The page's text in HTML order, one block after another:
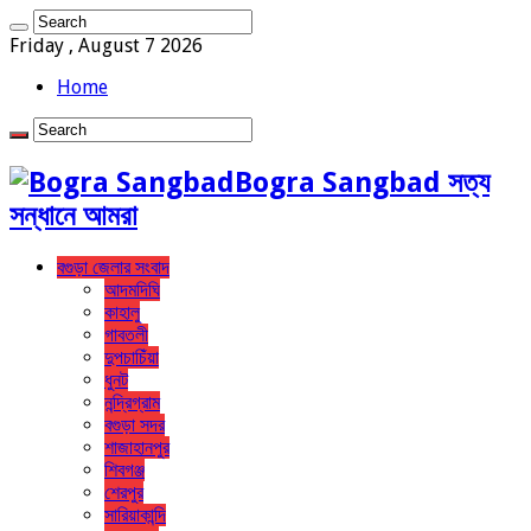
Friday , August 7 2026
Home
Bogra Sangbad সত্য
সন্ধানে আমরা
বগুড়া জেলার সংবাদ
আদমদিঘি
কাহালু
গাবতলী
দুপচাচিঁয়া
ধুনট
নন্দ্রিগ্রাম
বগুড়া সদর
শাজাহানপুর
শিবগঞ্জ
শেরপুর
সারিয়াকান্দি